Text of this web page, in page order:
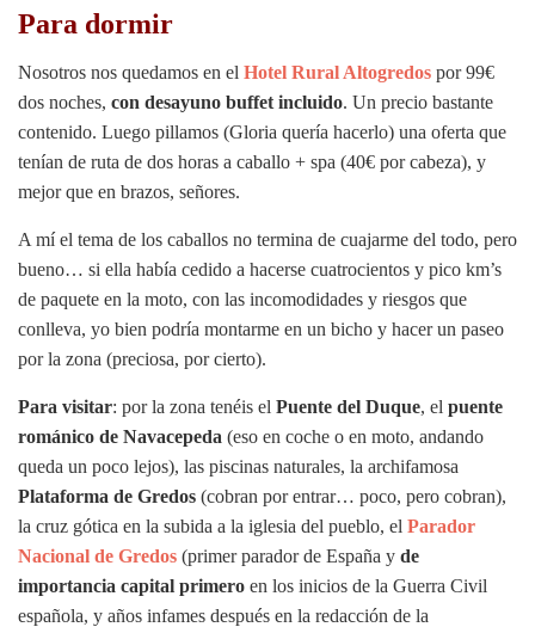
Para dormir
Nosotros nos quedamos en el Hotel Rural Altogredos por 99€
dos noches, con desayuno buffet incluido. Un precio bastante
contenido. Luego pillamos (Gloria quería hacerlo) una oferta que
tenían de ruta de dos horas a caballo + spa (40€ por cabeza), y
mejor que en brazos, señores.
A mí el tema de los caballos no termina de cuajarme del todo, pero
bueno… si ella había cedido a hacerse cuatrocientos y pico km’s
de paquete en la moto, con las incomodidades y riesgos que
conlleva, yo bien podría montarme en un bicho y hacer un paseo
por la zona (preciosa, por cierto).
Para visitar: por la zona tenéis el Puente del Duque, el puente
románico de Navacepeda (eso en coche o en moto, andando
queda un poco lejos), las piscinas naturales, la archifamosa
Plataforma de Gredos (cobran por entrar… poco, pero cobran),
la cruz gótica en la subida a la iglesia del pueblo, el Parador
Nacional de Gredos (primer parador de España y de
importancia capital primero en los inicios de la Guerra Civil
española, y años infames después en la redacción de la